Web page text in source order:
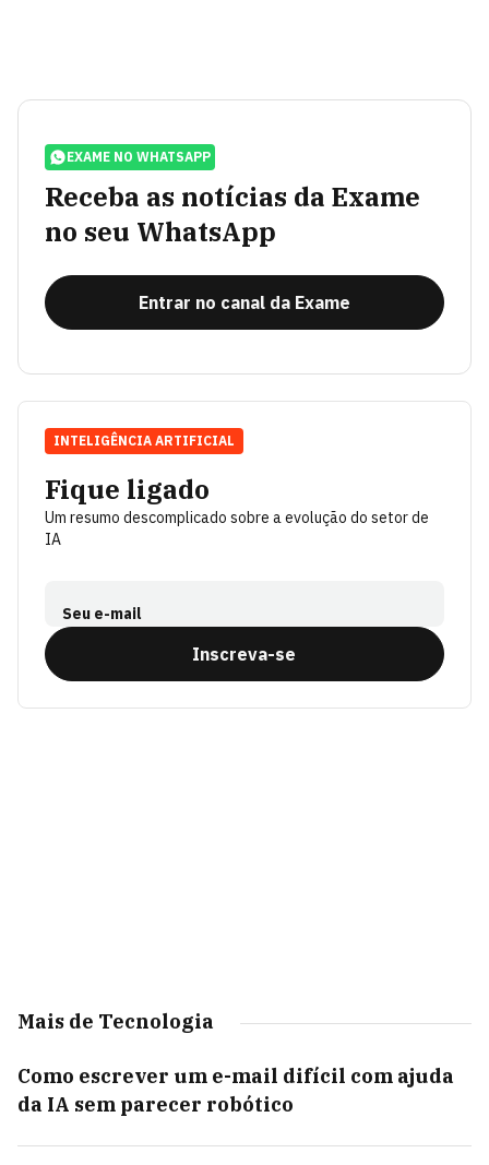
EXAME NO WHATSAPP
Receba as notícias da Exame
no seu WhatsApp
Entrar no canal da Exame
Fique ligado
Um resumo descomplicado sobre a evolução do setor de
IA
Seu e-mail
Inscreva-se
INTELIGÊNCIA ARTIFICIAL
Mais de Tecnologia
Como escrever um e-mail difícil com ajuda
da IA sem parecer robótico